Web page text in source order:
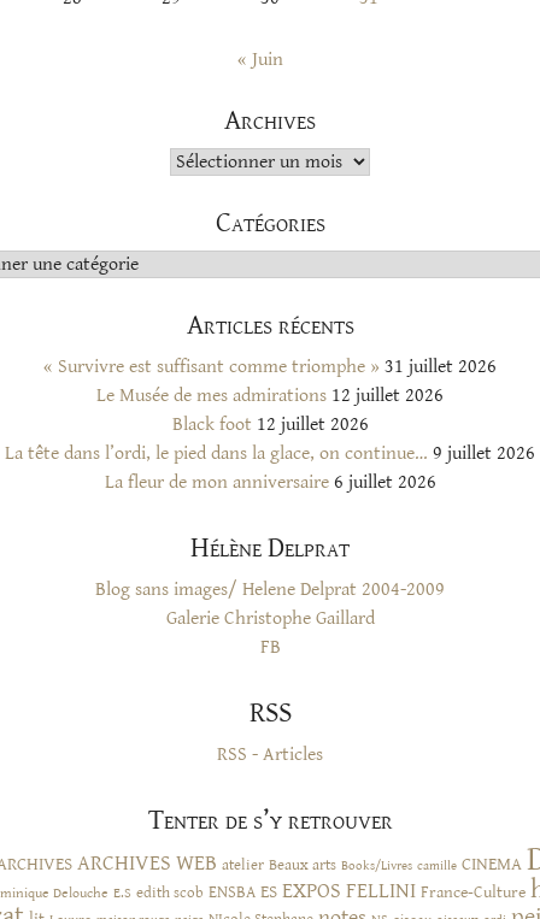
« Juin
Archives
Archives
Catégories
Articles récents
« Survivre est suffisant comme triomphe » 31 juillet 2026
Le Musée de mes admirations 12 juillet 2026
Black foot 12 juillet 2026
La tête dans l’ordi, le pied dans la glace, on continue… 9 juillet 2026
La fleur de mon anniversaire 6 juillet 2026
Hélène Delprat
Blog sans images/ Helene Delprat 2004-2009
Galerie Christophe Gaillard
FB
RSS
RSS - Articles
Tenter de s’y retrouver
ARCHIVES WEB atelier Beaux arts Books/Livres camille CINEMA
Delouche E.S edith scob ENSBA ES EXPOS FELLINI France-Culture